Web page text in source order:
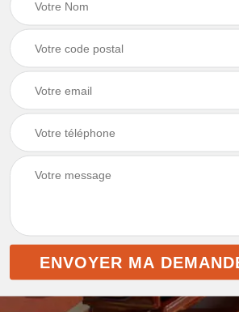
Démoussage de
toiture 21